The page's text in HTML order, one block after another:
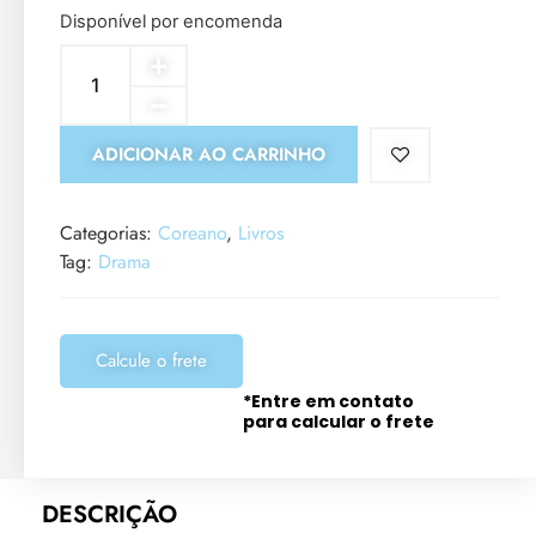
Disponível por encomenda
ADICIONAR AO CARRINHO
Categorias: Coreano, Livros
Tag: Drama
Calcule o frete
*Entre em contato
para calcular o frete
DESCRIÇÃO